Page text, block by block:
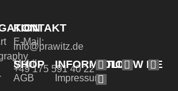
KONTAKT
E-Mail:
info@prawitz.de
Mobil:
+49 175 591 40 22
SHOP
AGB
INFORMATION
Impressum
FOLLOW ME